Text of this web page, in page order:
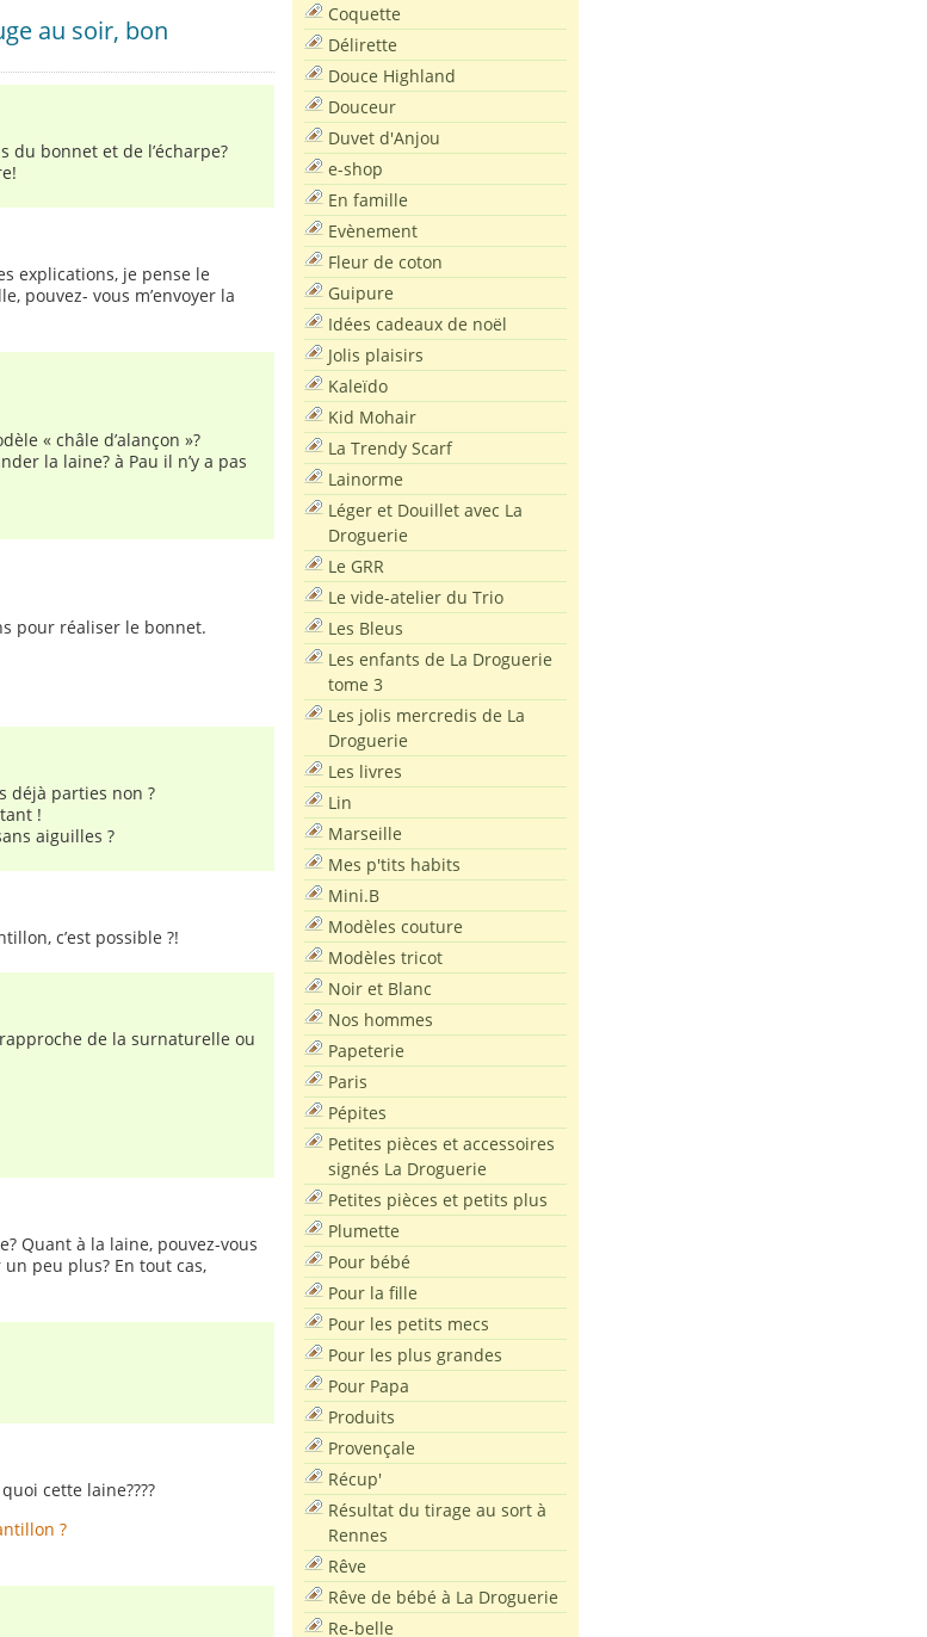
au soir, bon
bonnet et de l’écharpe?
explications, je pense le
pouvez- vous m’envoyer la
« châle d’alançon »?
la laine? à Pau il n’y a pas
pour réaliser le bonnet.
déjà parties non ?
!
aiguilles ?
c’est possible ?!
de la surnaturelle ou
Quant à la laine, pouvez-vous
peu plus? En tout cas,
cette laine????
?
Coquette
Délirette
Douce Highland
Douceur
Duvet d'Anjou
e-shop
En famille
Evènement
Fleur de coton
Guipure
Idées cadeaux de noël
Jolis plaisirs
Kaleïdo
Kid Mohair
La Trendy Scarf
Lainorme
Léger et Douillet avec La
Droguerie
Le GRR
Le vide-atelier du Trio
Les Bleus
Les enfants de La Droguerie
tome 3
Les jolis mercredis de La
Droguerie
Les livres
Lin
Marseille
Mes p'tits habits
Mini.B
Modèles couture
Modèles tricot
Noir et Blanc
Nos hommes
Papeterie
Paris
Pépites
Petites pièces et accessoires
signés La Droguerie
Petites pièces et petits plus
Plumette
Pour bébé
Pour la fille
Pour les petits mecs
Pour les plus grandes
Pour Papa
Produits
Provençale
Récup'
Résultat du tirage au sort à
Rennes
Rêve
Rêve de bébé à La Droguerie
Re-belle